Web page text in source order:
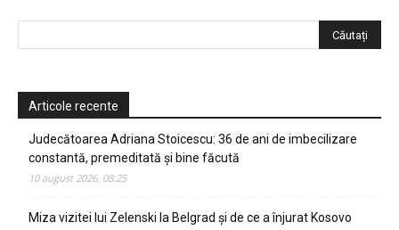
Articole recente
Judecătoarea Adriana Stoicescu: 36 de ani de imbecilizare
constantă, premeditată și bine făcută
10 august 2026, 08:25
Miza vizitei lui Zelenski la Belgrad și de ce a înjurat Kosovo